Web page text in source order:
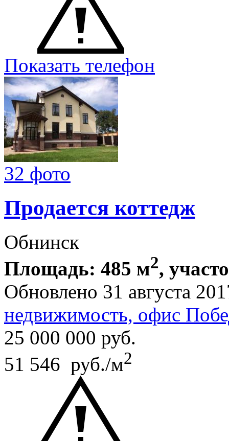
Показать телефон
32 фото
Продается коттедж
Обнинск
Площадь: 485 м2,
Обновлено 31 августа
недвижимость, офис
25 000 000 руб.
51 546 руб./м2